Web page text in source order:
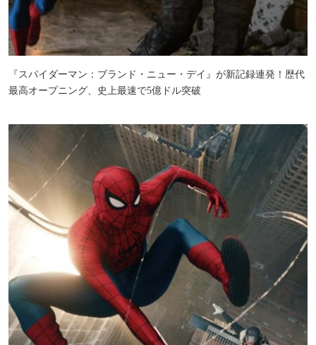
『スパイダーマン：ブランド・ニュー・デイ』が新記録連発！歴代
最高オープニング、史上最速で5億ドル突破